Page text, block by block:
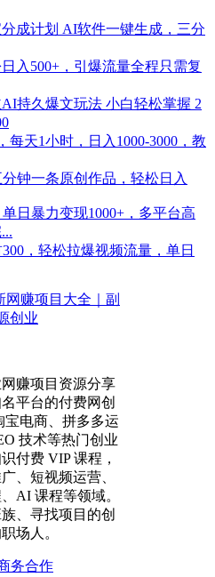
成计划 AI软件一键生成，三分
入500+，引爆流量全程只需复
持久爆文玩法 小白轻松掌握 2
每天1小时，日入1000-3000，教
钟一条原创作品，轻松日入
日暴力变现1000+，多平台高
，轻松拉爆视频流量，单日
网赚项目资源分享
平台的付费网创
宝电商、拼多多运
技术等热门创业
付费 VIP 课程，
、短视频运营、
AI 课程等领域。
、寻找项目的创
场人。
务合作